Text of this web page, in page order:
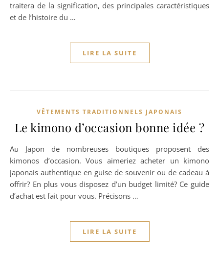
traitera de la signification, des principales caractéristiques
et de l’histoire du …
LIRE LA SUITE
VÊTEMENTS TRADITIONNELS JAPONAIS
Le kimono d’occasion bonne idée ?
Au Japon de nombreuses boutiques proposent des
kimonos d’occasion. Vous aimeriez acheter un kimono
japonais authentique en guise de souvenir ou de cadeau à
offrir? En plus vous disposez d’un budget limité? Ce guide
d’achat est fait pour vous. Précisons …
LIRE LA SUITE